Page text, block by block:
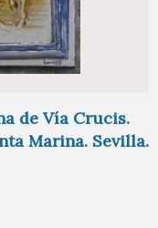
de Vía Crucis.
Marina. Sevilla.